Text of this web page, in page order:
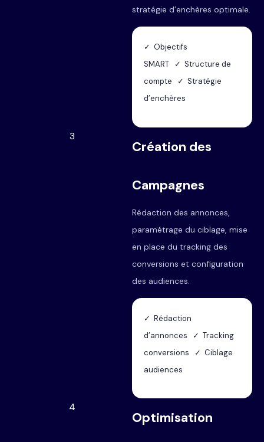
stratégie d’enchères optimale.
✓ Objectifs
SMART ✓ Structure de
compte ✓ Stratégie
d’enchères
3
Création des
Campagnes
Rédaction des annonces,
paramétrage du ciblage, mise
en place du tracking des
conversions et configuration
des audiences.
✓ Rédaction
d’annonces ✓ Tracking
conversions ✓ Ciblage
audiences
4
Optimisation